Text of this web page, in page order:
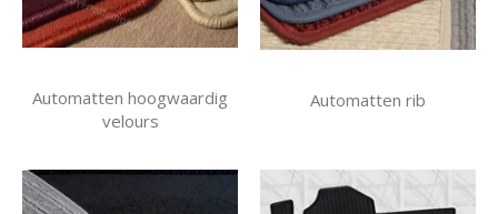
Automatten hoogwaardig
velours
Automatten rib